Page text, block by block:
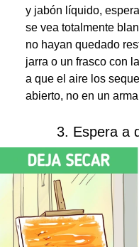
y jabón líquido,
se vea totalmente
no hayan quedado
jarra o un frasco con
a que el aire los
abierto, no en un
3. Espera a